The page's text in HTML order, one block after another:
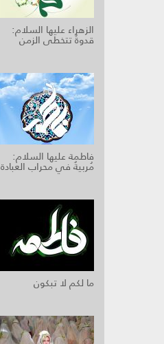
الزهراء عليها السلام:
قدوةٌ تتخطى الزمن
فاطمة عليها السلام:
مُربيةٌ في محراب العبادة
ما لكم لا تبكون‏